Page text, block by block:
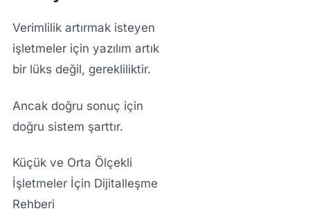
Verimlilik artırmak isteyen
işletmeler için yazılım artık
bir lüks değil, gerekliliktir.
Ancak doğru sonuç için
doğru sistem şarttır.
Küçük ve Orta Ölçekli
İşletmeler İçin Dijitalleşme
Rehberi